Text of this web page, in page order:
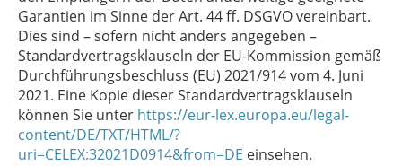
Garantien im Sinne der Art. 44 ff. DSGVO vereinbart.
Dies sind – sofern nicht anders angegeben –
Standardvertragsklauseln der EU-Kommission gemäß
Durchführungsbeschluss (EU) 2021/914 vom 4. Juni
2021. Eine Kopie dieser Standardvertragsklauseln
können Sie unter https://eur-lex.europa.eu/legal-
content/DE/TXT/HTML/?
uri=CELEX:32021D0914&from=DE einsehen.